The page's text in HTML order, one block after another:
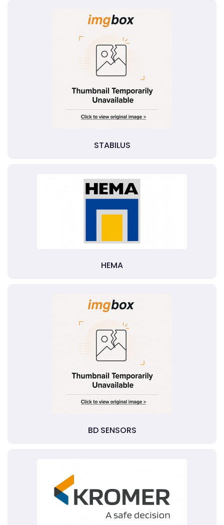
STABILUS
HEMA
BD SENSORS